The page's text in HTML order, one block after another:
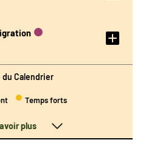
DÉTAIL DE
L'ÉVÉNEMENT
du Calendrier
Temps forts
plus